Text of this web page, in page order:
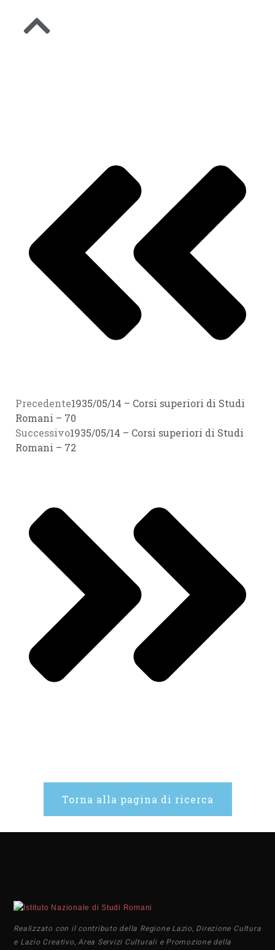
Precedente1935/05/14 – Corsi superiori di Studi
Romani – 70
Successivo1935/05/14 – Corsi superiori di Studi
Romani – 72
Torna alla pagina di ricerca
Realizzato con il contributo della Regione Lazio, Direzione Cultura
e Lazio Creativo, Area Servizi Culturali e Promozione della